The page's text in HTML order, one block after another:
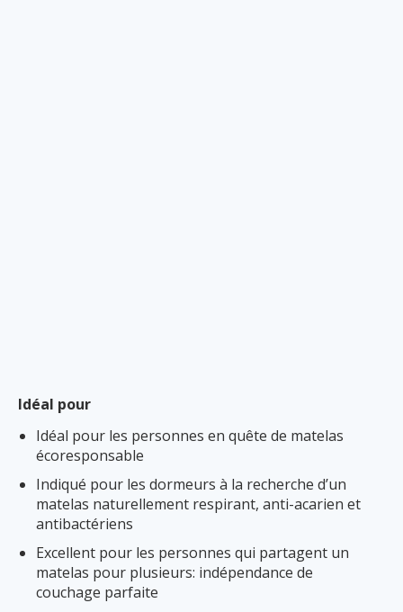
Idéal pour
Idéal pour les personnes en quête de matelas
écoresponsable
Indiqué pour les dormeurs à la recherche d’un
matelas naturellement respirant, anti-acarien et
antibactériens
Excellent pour les personnes qui partagent un
matelas pour plusieurs: indépendance de
couchage parfaite